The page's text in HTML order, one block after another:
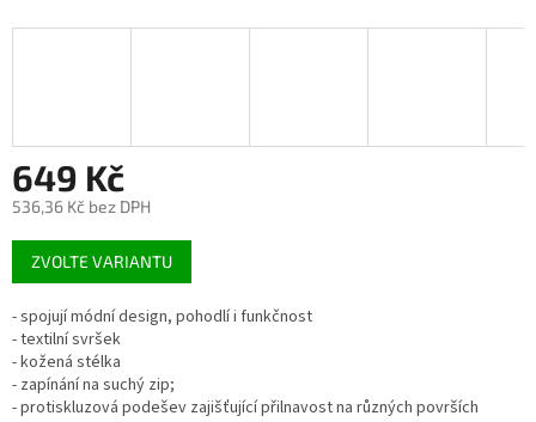
649 Kč
536,36 Kč bez DPH
Měrná
cena:
ZVOLTE VARIANTU
- spojují módní design, pohodlí i funkčnost
- textilní svršek
- kožená stélka
- zapínání na suchý zip;
- protiskluzová podešev zajišťující přilnavost na různých površích